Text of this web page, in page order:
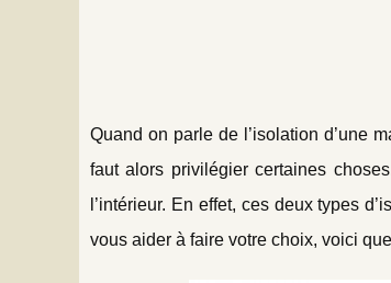
Quand on parle de l’isolation d’une
faut alors privilégier certaines
l’intérieur. En effet, ces deux types
vous aider à faire votre choix, voici